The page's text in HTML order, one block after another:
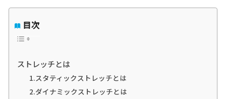
目次
ストレッチとは
1.スタティックストレッチとは
2.ダイナミックストレッチとは